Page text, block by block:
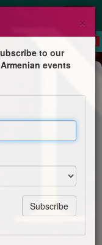
×
to our
events